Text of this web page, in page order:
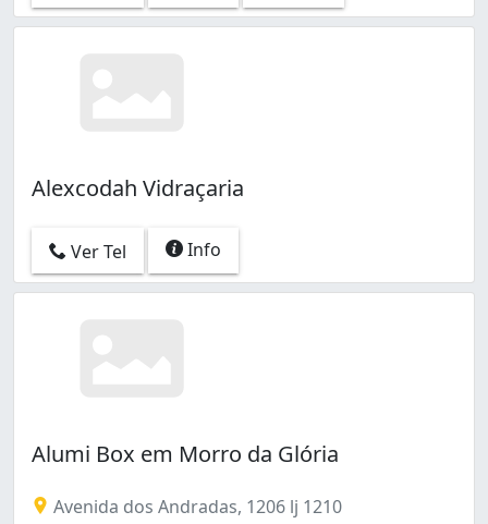
Alexcodah Vidraçaria
Ver Tel Info
Alumi Box em Morro da Glória
Avenida dos Andradas, 1206 lj 1210